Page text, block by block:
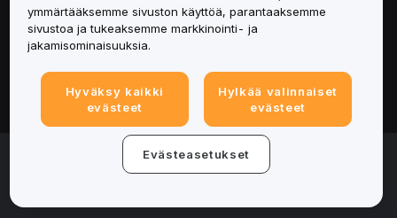
Tuki
Tuotteet
Lakiasiat
© 2025-2026 Bybit.eu. Kaikki oikeudet pidätetään.
ymmärtääksemme sivuston käyttöä, parantaaksemme
sivustoa ja tukeaksemme markkinointi- ja
jakamisominaisuuksia.
Hyväksy kaikki
evästeet
Hylkää valinnaiset
evästeet
Evästeasetukset